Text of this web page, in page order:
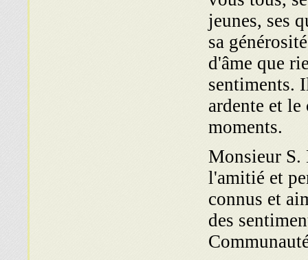
jeunes, ses
sa
d'âme que
sentiments.
ardente et
moments.
Monsieur S.
l'amitié et
connus et
des